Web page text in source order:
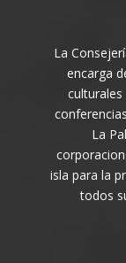
La
encarga
La
isla para la
todos